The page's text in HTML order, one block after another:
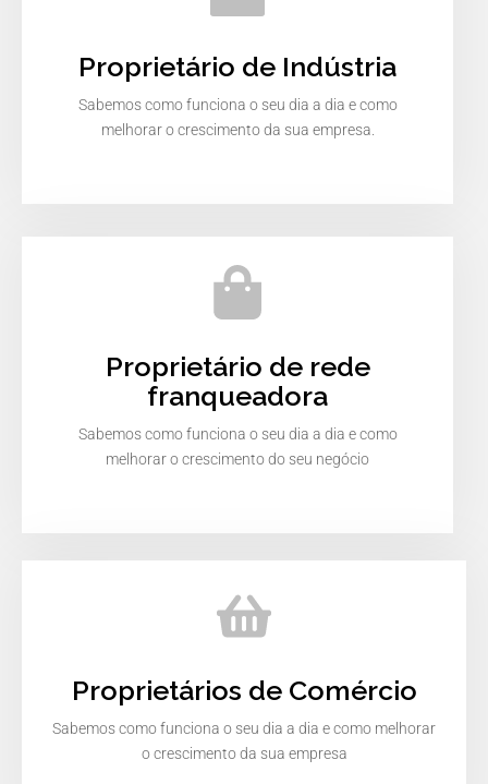
Proprietário de Indústria
Sabemos como funciona o seu dia a dia e como
melhorar o crescimento da sua empresa.
Proprietário de rede
franqueadora
Sabemos como funciona o seu dia a dia e como
melhorar o crescimento do seu negócio
Proprietários de Comércio
Sabemos como funciona o seu dia a dia e como melhorar
o crescimento da sua empresa